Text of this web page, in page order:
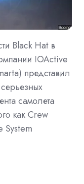
Black Hat в
IOActive
представил
самолета
как Crew
System